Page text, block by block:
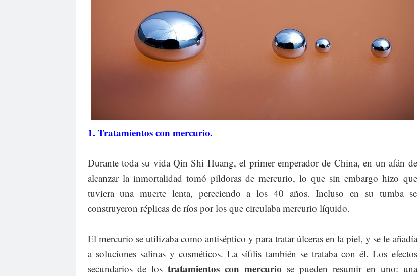
1. Tratamientos con mercurio.
Durante toda su vida Qin Shi Huang, el primer emperador de China, en un afán de
alcanzar la inmortalidad tomó píldoras de mercurio, lo que sin embargo hizo que
tuviera una muerte lenta, pereciendo a los 40 años. Incluso en su tumba se
construyeron réplicas de ríos por los que circulaba mercurio líquido.
El mercurio se utilizaba como antiséptico y para tratar úlceras en la piel, y se le añadía
a soluciones salinas y cosméticos. La sífilis también se trataba con él. Los efectos
secundarios de lostratamientos con mercurio se pueden resumir en uno: una